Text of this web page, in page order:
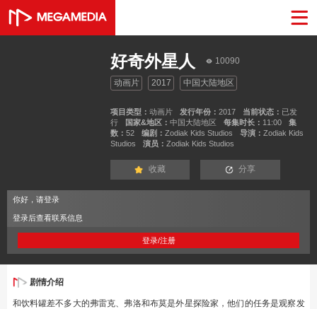
好奇外星人 10090
动画片 2017 中国大陆地区
项目类型： 动画片 发行年份： 2017 当前状态： 已发
行
国家&地区： 中国大陆地区 每集时长： 11:00
集
数： 52 编剧： Zodiak Kids Studios 导演： Zodiak Kids
Studios
演员： Zodiak Kids Studios
收藏 分享
你好，请登录
登录后查看联系信息
登录/注册
剧情介绍
和饮料罐差不多大的弗雷克、弗洛和布莫是外星探险家，他们的任务是观察发